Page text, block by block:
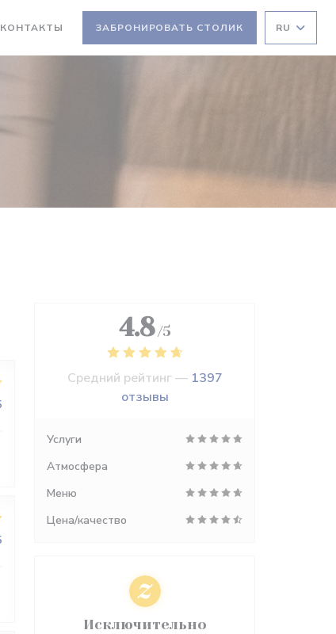
ЗАБРОНИРОВАТЬ СТОЛИК RU
4.8 /5
Средний рейтинг — 1397
отзывы
Услуги
Атмосфера
Меню
Цена/качество
Исключительно